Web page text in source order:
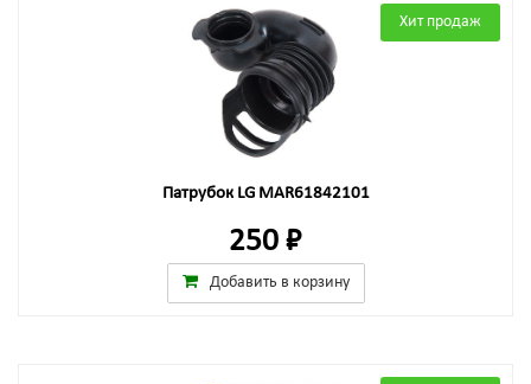
Хит продаж
Патрубок LG MAR61842101
250 ₽
Добавить в корзину